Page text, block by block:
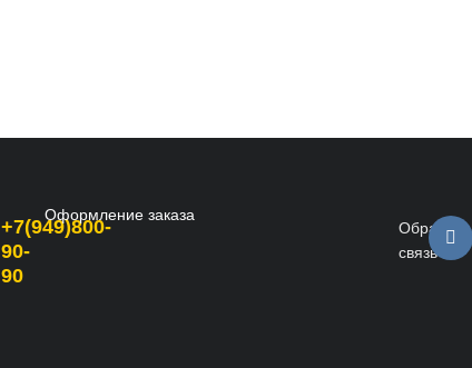
+7(949)800-
90-
90
Оформление заказа
Обратная
связь